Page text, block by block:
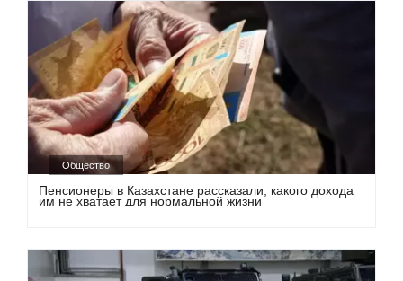
Общество
Пенсионеры в Казахстане рассказали, какого дохода
им не хватает для нормальной жизни